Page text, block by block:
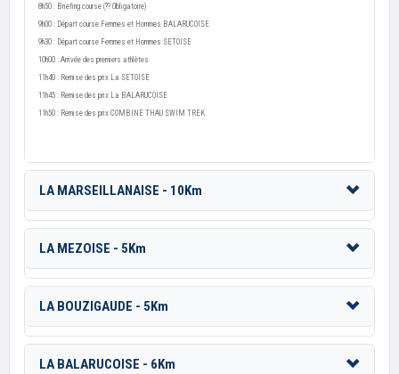
8h50 : Briefing course (?? Obligatoire)
9h00 : Départ course Femmes et Hommes BALARUCOISE
9h30 : Départ course Femmes et Hommes SETOISE
10h00 : Arrivée des premiers athlètes
11h40 : Remise des prix La SETOISE
11h45 : Remise des prix La BALARUCOISE
11h50 : Remise des prix COMBINE THAU SWIM TREK
LA MARSEILLANAISE - 10Km
LA MEZOISE - 5Km
LA BOUZIGAUDE - 5Km
LA BALARUCOISE - 6Km